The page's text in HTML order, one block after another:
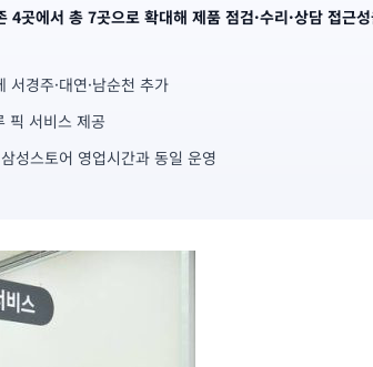
4곳에서 총 7곳으로 확대해 제품 점검·수리·상담 접근
서경주·대연·남순천 추가
픽 서비스 제공
성스토어 영업시간과 동일 운영